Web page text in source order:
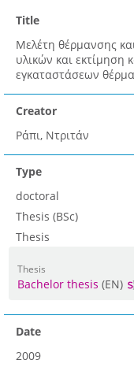
Title
Μελέτη θέρμανσης
υλικών και εκτίμηση
εγκαταστάσεων
Creator
Ράπι, Ντριτάν
Type
doctoral
Thesis (BSc)
Thesis
Thesis
Bachelor thesis (EN)
Date
2009